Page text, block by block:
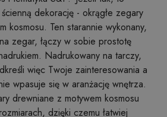
dekorację - okrągłe zegary
kosmosu. Ten starannie wykonany,
zegar, łączy w sobie prostotę
Nadrukowany na tarczy,
więc Twoje zainteresowania a
wpasuje się w aranżację wnętrza.
drewniane z motywem kosmosu
dzięki czemu łatwiej